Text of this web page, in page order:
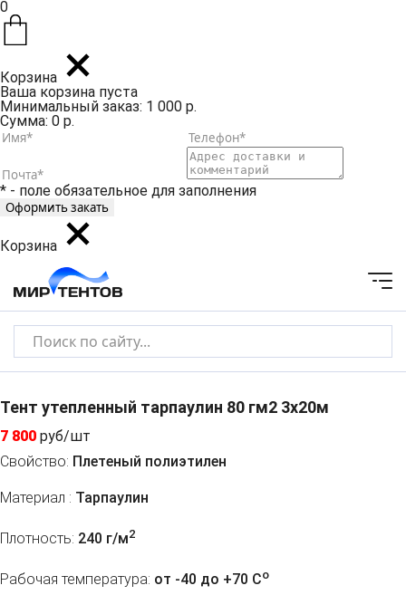
0
Корзина
Ваша корзина пуста
Минимальный заказ: 1 000 р.
Сумма: 0 р.
* - поле обязательное для заполнения
Корзина
Тент утепленный тарпаулин 80 гм2 3x20м
7 800 руб/шт
Свойство: Плетеный полиэтилен
Материал : Тарпаулин
Плотность: 240 г/м2
Рабочая температура: от -40 до +70 Co